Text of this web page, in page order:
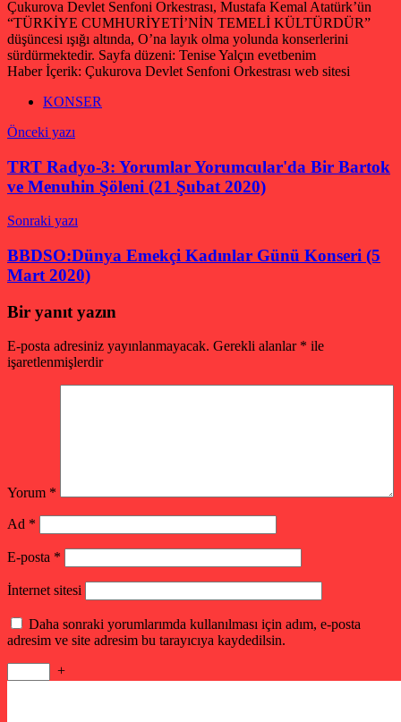
Çukurova Devlet Senfoni Orkestrası, Mustafa Kemal Atatürk’ün
“TÜRKİYE CUMHURİYETİ’NİN TEMELİ KÜLTÜRDÜR”
düşüncesi ışığı altında, O’na layık olma yolunda konserlerini
sürdürmektedir. Sayfa düzeni: Tenise Yalçın evetbenim
Haber İçerik: Çukurova Devlet Senfoni Orkestrası web sitesi
KONSER
Yazı
gezinmesi
Önceki yazı
TRT Radyo-3: Yorumlar Yorumcular'da Bir Bartok
ve Menuhin Şöleni (21 Şubat 2020)
Sonraki yazı
BBDSO:Dünya Emekçi Kadınlar Günü Konseri (5
Mart 2020)
Bir yanıt yazın
E-posta adresiniz yayınlanmayacak. Gerekli alanlar * ile
işaretlenmişlerdir
Yorum *
Ad *
E-posta *
İnternet sitesi
Daha sonraki yorumlarımda kullanılması için adım, e-posta
adresim ve site adresim bu tarayıcıya kaydedilsin.
+